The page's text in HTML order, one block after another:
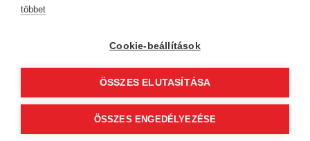
többet
Cookie-beállítások
ÖSSZES ELUTASÍTÁSA
ÖSSZES ENGEDÉLYEZÉSE
Adrián Árok
4.94
(277)